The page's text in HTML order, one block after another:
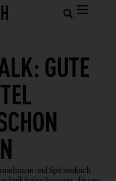
GUTE
und Spitzenkoch